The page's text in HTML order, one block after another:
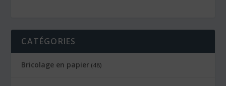
CATÉGORIES
Bricolage en papier (48)